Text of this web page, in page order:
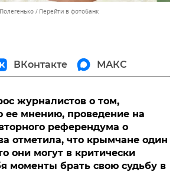
Перейти в фотобанк
ВКонтакте МАКС
журналистов о том,
ее мнению, проведение на
референдума о
отметила, что крымчане один
они могут в критически
моменты брать свою судьбу в